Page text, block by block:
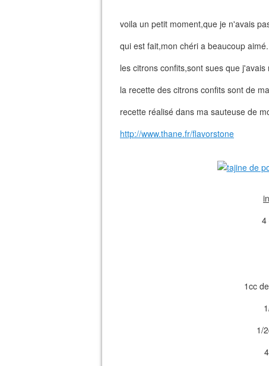
voila un petit moment,que je n'avais
qui est fait,mon chéri a beaucoup aimé.
les citrons confits,sont sues que
la recette des citrons confits sont de
recette réalisé dans ma sauteuse de
http://www.thane.fr/flavorstone
4
1cc
1/